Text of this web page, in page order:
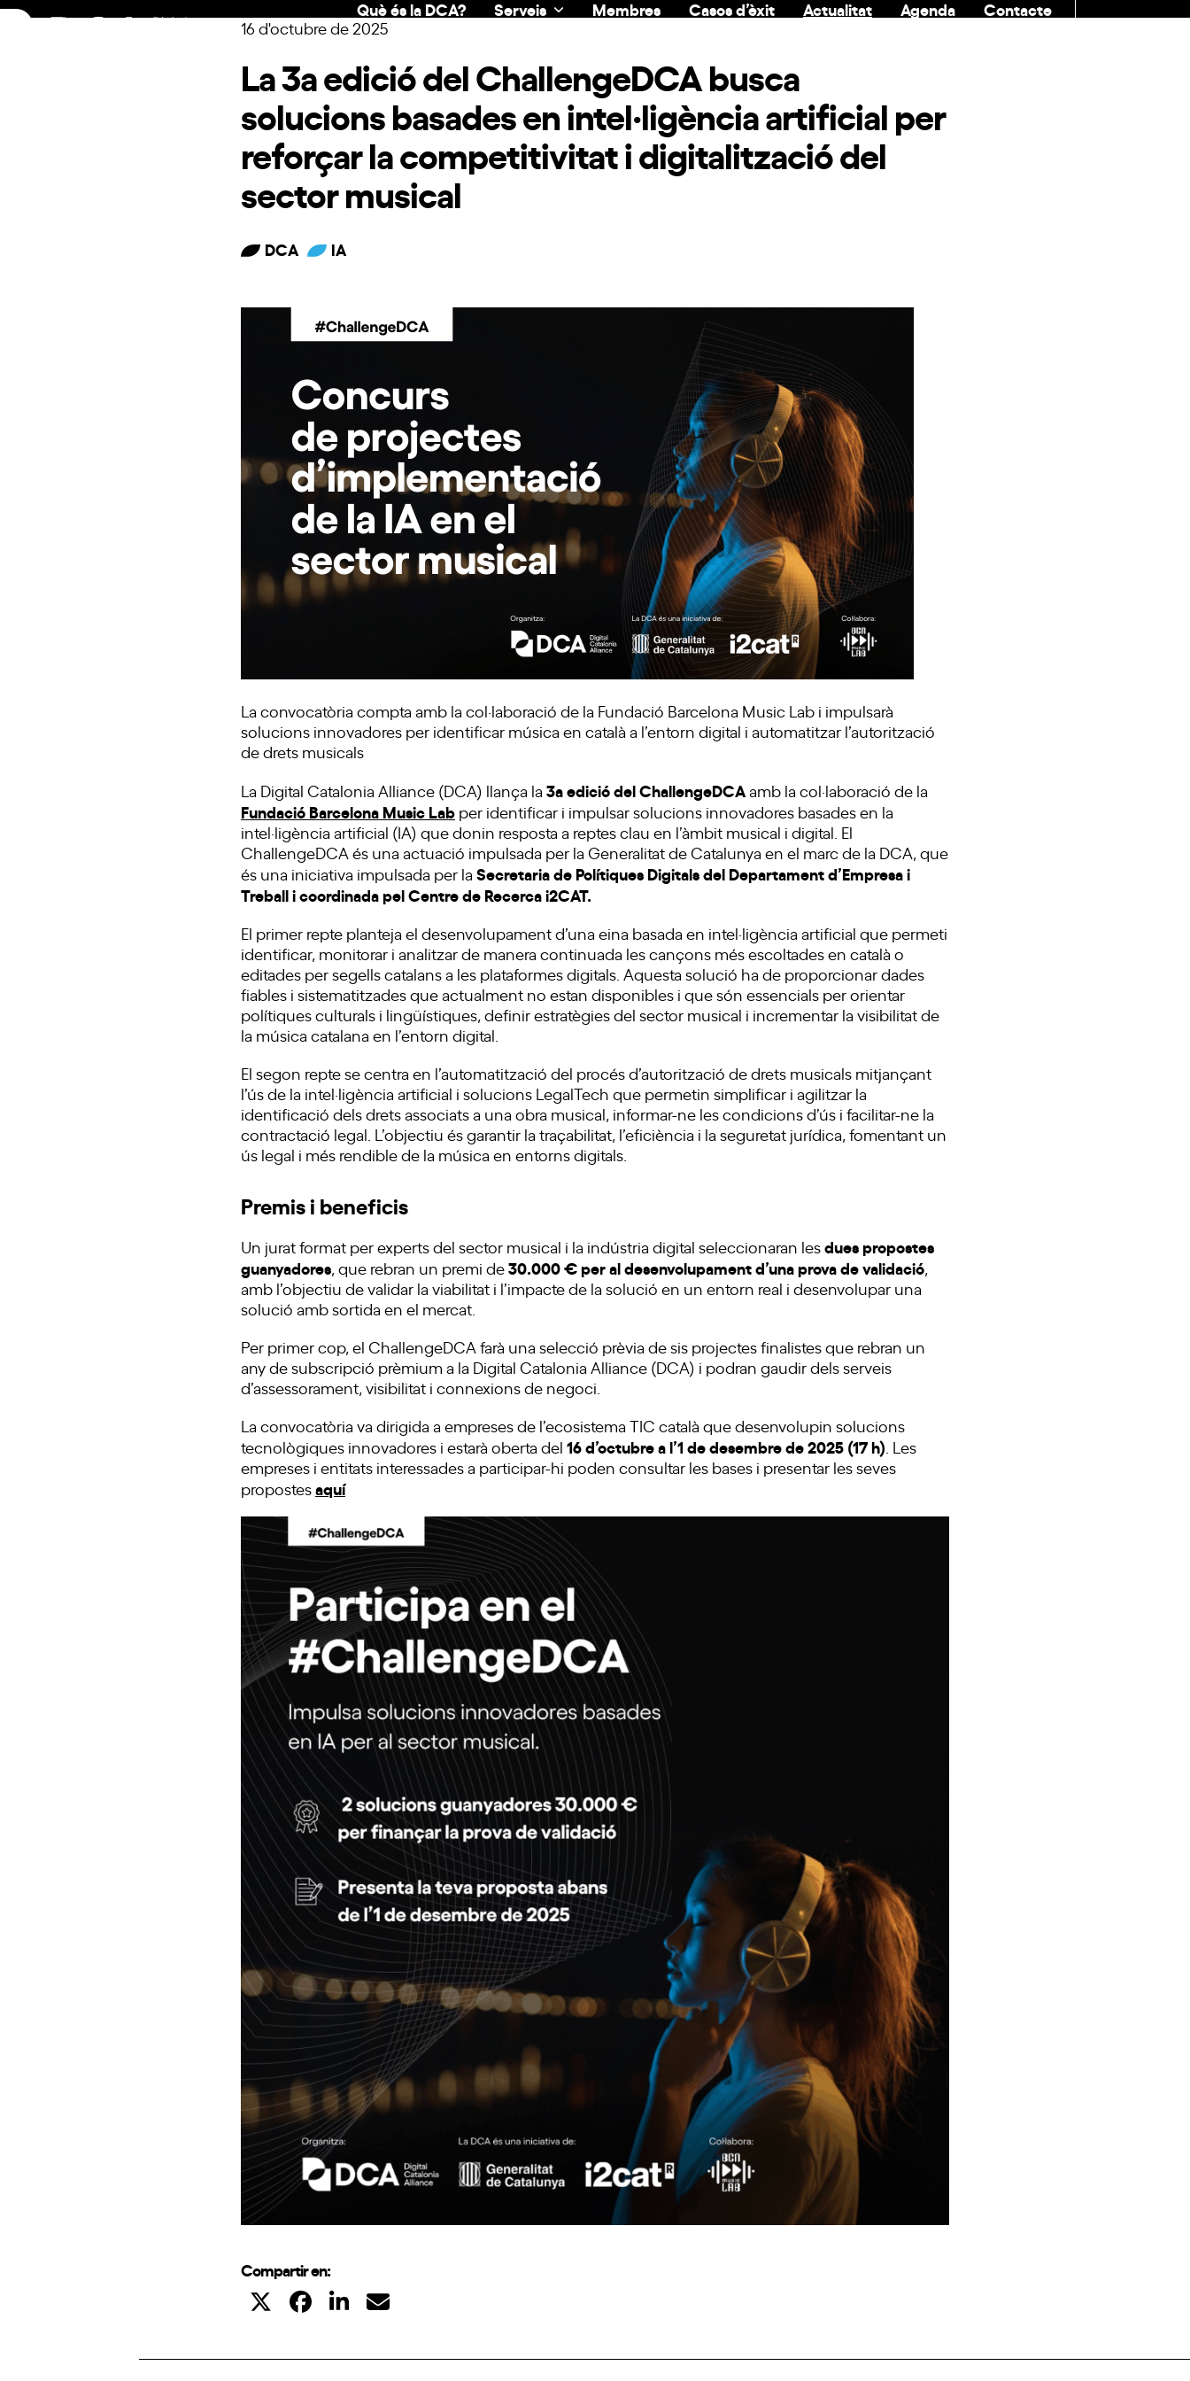
Skip
Què és la DCA? Serveis Membres Casos d’èxit Actualitat Agenda
Contacte
16 d'octubre de 2025
La 3a edició del ChallengeDCA busca
solucions basades en intel·ligència artificial per
reforçar la competitivitat i digitalització del
sector musical
DCA IA
La convocatòria compta amb la col·laboració de la Fundació Barcelona Music Lab i impulsarà
solucions innovadores per identificar música en català a l’entorn digital i automatitzar l’autorització
de drets musicals
La Digital Catalonia Alliance (DCA) llança la 3a edició del ChallengeDCAamb la col·laboració de la
Fundació Barcelona Music Lab per identificar i impulsar solucions innovadores basades en la
intel·ligència artificial (IA) que donin resposta a reptes clau en l’àmbit musical i digital. El
ChallengeDCA és una actuació impulsada per la Generalitat de Catalunya en el marc de la DCA, que
és una iniciativa impulsada per la Secretaria de Polítiques Digitals del Departament d’Empresa i
Treball i coordinada pel Centre de Recerca i2CAT.
El primer repte planteja el desenvolupament d’una eina basada en intel·ligència artificial que permeti
identificar, monitorar i analitzar de manera continuada les cançons més escoltades en català o
editades per segells catalans a les plataformes digitals. Aquesta solució ha de proporcionar dades
fiables i sistematitzades que actualment no estan disponibles i que són essencials per orientar
polítiques culturals i lingüístiques, definir estratègies del sector musical i incrementar la visibilitat de
la música catalana en l’entorn digital.
El segon repte se centra en l’automatització del procés d’autorització de drets musicals mitjançant
l’ús de la intel·ligència artificial i solucions LegalTech que permetin simplificar i agilitzar la
identificació dels drets associats a una obra musical, informar-ne les condicions d’ús i facilitar-ne la
contractació legal. L’objectiu és garantir la traçabilitat, l’eficiència i la seguretat jurídica, fomentant un
ús legal i més rendible de la música en entorns digitals.
Premis i beneficis
Un jurat format per experts del sector musical i la indústria digital seleccionaran lesdues propostes
guanyadores, que rebran un premi de30.000 € per al desenvolupament d’una prova de validació,
amb l’objectiu de validar la viabilitat i l’impacte de la solució en un entorn real i desenvolupar una
solució amb sortida en el mercat.
Per primer cop, el ChallengeDCA farà una selecció prèvia de sis projectes finalistes que rebran un
any de subscripció prèmium a la Digital Catalonia Alliance (DCA) i podran gaudir dels serveis
d’assessorament, visibilitat i connexions de negoci.
La convocatòria va dirigida a empreses de l’ecosistema TIC català que desenvolupin solucions
tecnològiques innovadores i estarà oberta del 16 d’octubre a l’1 de desembre de 2025 (17 h) . Les
empreses i entitats interessades a participar-hi poden consultar les bases i presentar les seves
propostesaquí
Compartir en: